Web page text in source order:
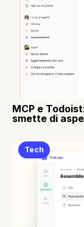
MCP e
smette di
Tech